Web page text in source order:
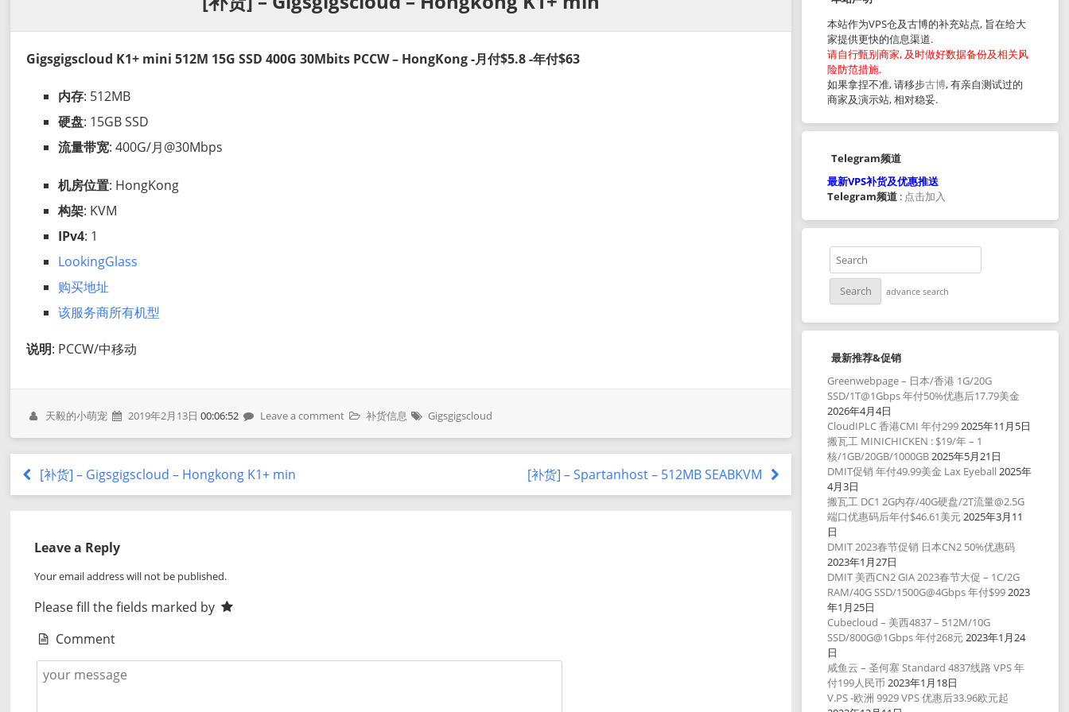
Gigsgigscloud K1+ mini 512M 15G SSD 400G 30Mbits PCCW – HongKong -月付$5.8 -年付$63
内存: 512MB
硬盘: 15GB SSD
流量带宽: 400G/月@30Mbps
机房位置: HongKong
构架: KVM
IPv4: 1
LookingGlass
购买地址
该服务商所有机型
说明: PCCW/中移动
天毅的小萌宠 2019年2月13日 00:06:52 Leave a comment 补货信息 Gigsgigscloud
[补货] – Gigsgigscloud – Hongkong K1+ min [补货] – Spartanhost – 512MB SEABKVM
Leave a Reply
Your email address will not be published.
Please fill the fields marked by
Comment
本站作为VPS仓及古博的补充站点, 旨在给大
家提供更快的信息渠道.
请自行甄别商家, 及时做好数据备份及相关风
险防范措施.
如果拿捏不准, 请移步古博, 有亲自测试过的
商家及演示站, 相对稳妥.
Telegram频道
最新VPS补货及优惠推送
Telegram频道 : 点击加入
advance search
最新推荐&促销
Greenwebpage – 日本/香港 1G/20G
SSD/1T@1Gbps 年付50%优惠后17.79美金
2026年4月4日
CloudIPLC 香港CMI 年付2992025年11月5日
搬瓦工 MINICHICKEN : $19/年 – 1
核/1GB/20GB/1000GB2025年5月21日
DMIT促销 年付49.99美金 Lax Eyeball 2025年
4月3日
搬瓦工 DC1 2G内存/40G硬盘/2T流量@2.5G
端口优惠码后年付$46.61美元2025年3月11
日
DMIT 2023春节促销 日本CN2 50%优惠码
2023年1月27日
DMIT 美西CN2 GIA 2023春节大促 – 1C/2G
RAM/40G SSD/1500G@4Gbps 年付$992023
年1月25日
Cubecloud – 美西4837 – 512M/10G
SSD/800G@1Gbps 年付268元2023年1月24
日
咸鱼云 – 圣何塞 Standard 4837线路 VPS 年
付199人民币 2023年1月18日
V.PS -欧洲 9929 VPS 优惠后33.96欧元起